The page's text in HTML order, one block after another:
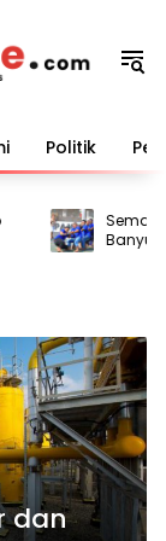
Politik
Semarak
bagi
dan